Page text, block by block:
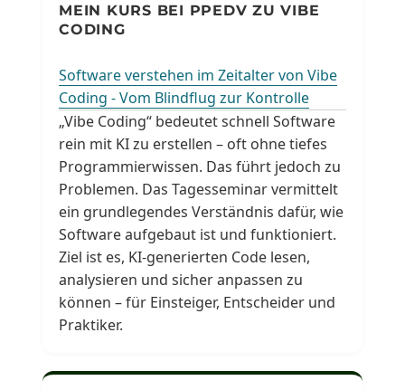
MEIN KURS BEI PPEDV ZU VIBE
CODING
Software verstehen im Zeitalter von Vibe
Coding - Vom Blindflug zur Kontrolle
„Vibe Coding“ bedeutet schnell Software
rein mit KI zu erstellen – oft ohne tiefes
Programmierwissen. Das führt jedoch zu
Problemen. Das Tagesseminar vermittelt
ein grundlegendes Verständnis dafür, wie
Software aufgebaut ist und funktioniert.
Ziel ist es, KI-generierten Code lesen,
analysieren und sicher anpassen zu
können – für Einsteiger, Entscheider und
Praktiker.